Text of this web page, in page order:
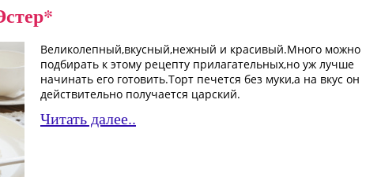
Великолепный,вкусный,нежный и красивый.Много можно
подбирать к этому рецепту прилагательных,но уж лучше
начинать его готовить.Торт печется без муки,а на вкус он
действительно получается царский.
Читать далее..